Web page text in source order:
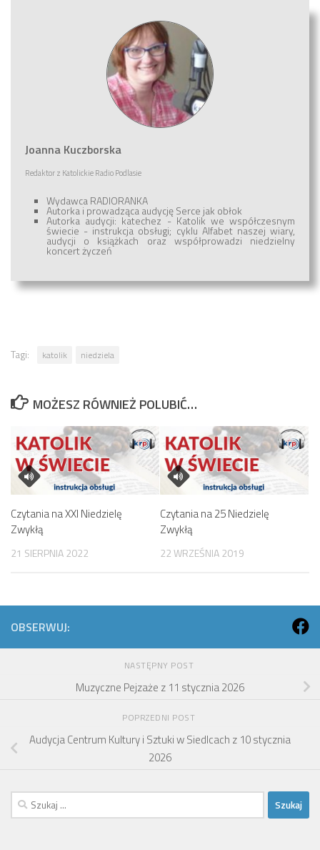
Joanna Kuczborska
Redaktorz Katolickie Radio Podlasie
Wydawca RADIORANKA
Autorka i prowadząca audycję Serce jak obłok
Autorka audycji: katechez - Katolik we współczesnym
świecie - instrukcja obsługi; cyklu Alfabet naszej wiary,
audycji o książkach oraz współprowadzi niedzielny
koncert życzeń
Tagi: katolik niedziela
MOŻESZ RÓWNIEŻ POLUBIĆ…
Czytania na XXI Niedzielę
Zwykłą
21 SIERPNIA 2022
Czytania na 25 Niedzielę
Zwykłą
22 WRZEŚNIA 2019
OBSERWUJ:
NASTĘPNY POST
Muzyczne Pejzaże z 11 stycznia 2026
POPRZEDNI POST
Audycja Centrum Kultury i Sztuki w Siedlcach z 10 stycznia
2026
Szukaj: